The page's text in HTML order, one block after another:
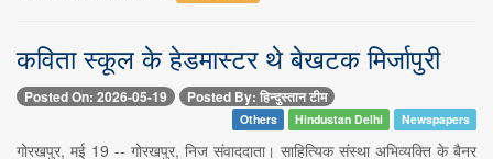
कविता स्कूल के हेडमास्टर थे बेखटक मिर्जापुरी
Posted On: 2026-05-19 Posted By: हिन्दुस्तान टीम
Others Hindustan Delhi Newspapers
गोरखपुर, मई 19 -- गोरखपुर, निज संवाददाता। साहित्यिक संस्था अभिव्यक्ति के बैनर